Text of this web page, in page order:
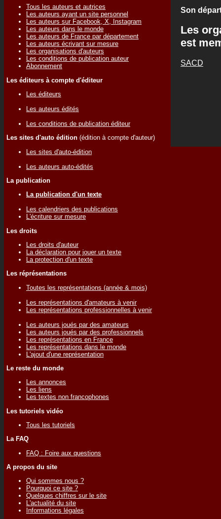
Tous les auteurs et autrices
Les auteurs ayant un site personnel
Les auteurs sur Facebook, X, Instagram
Les auteurs dans le monde
Les auteurs de France par département
Les auteurs écrivant sur mesure
Les organisations d'auteurs
Les conditions de publication auteur
Abonnement
Les éditeurs à compte d'éditeur
Les éditeurs
Les auteurs édités
Les conditions de publication éditeur
Les sites d'auto édition (édition à compte d'auteur)
Les sites d'auto-édition
Les auteurs auto-édités
La publication
La publication d'un texte
Les calendriers des publications
L'écriture sur mesure
Les droits
Les droits d'auteur
La déclaration pour jouer un texte
La protection d'un texte
Les réprésentations
Toutes les représentations (année & mois)
Les représentations d'amateurs à venir
Les représentations professionnelles à venir
Les auteurs joués par des amateurs
Les auteurs joués par des professionnels
Les représentations en France
Les représentations dans le monde
L'ajout d'une représentation
Le reste du monde
Les annonces
Les liens
Les textes non francophones
Les tutoriels vidéo
Tous les tutoriels
La FAQ
FAQ : Foire aux questions
A propos du site
Qui sommes nous ?
Pourquoi ce site ?
Quelques chiffres sur le site
L'actualité du site
Informations légales
Son
Les
est
SACD